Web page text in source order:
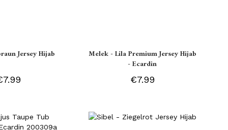
Jersey Hijab
Melek - Lila Premium Jersey Hijab
- Ecardin
€7.99